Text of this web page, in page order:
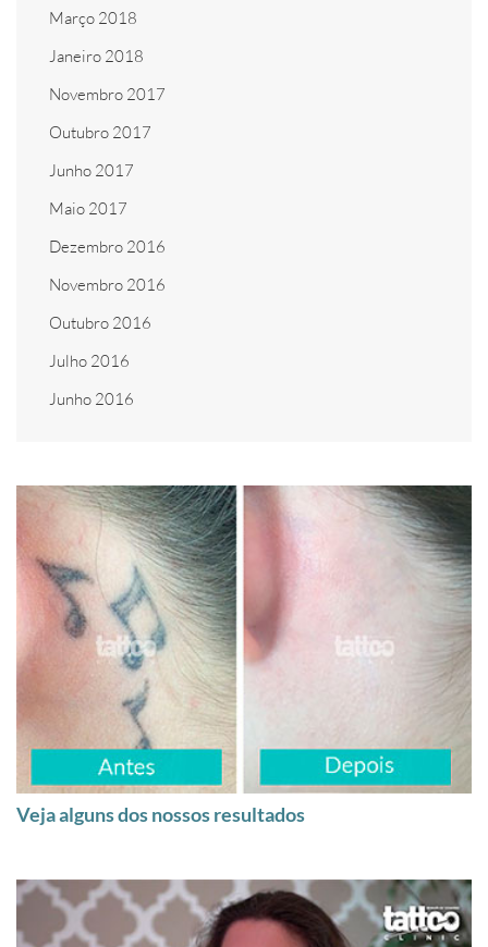
Março 2018
Janeiro 2018
Novembro 2017
Outubro 2017
Junho 2017
Maio 2017
Dezembro 2016
Novembro 2016
Outubro 2016
Julho 2016
Junho 2016
Veja alguns dos nossos resultados